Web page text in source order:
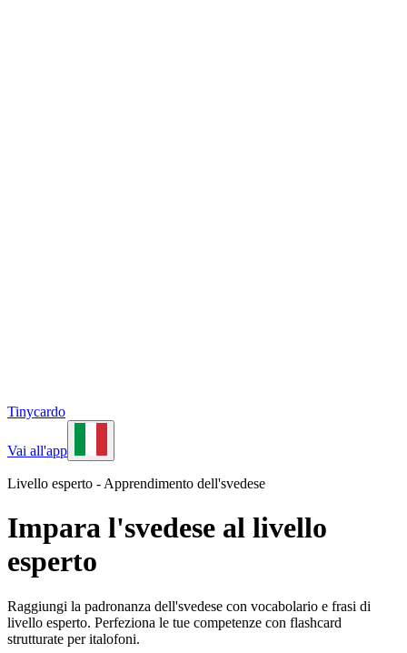
Tinycardo
Vai all'app
Livello esperto - Apprendimento dell'svedese
Impara l'svedese al livello
esperto
Raggiungi la padronanza dell'svedese con vocabolario e frasi di
livello esperto. Perfeziona le tue competenze con flashcard
strutturate per italofoni.